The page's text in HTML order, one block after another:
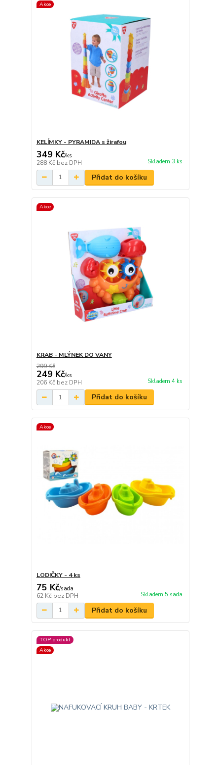
Akce
KELÍMKY - PYRAMIDA s žirafou
349 Kč/ks
288 Kč bez DPH Skladem 3 ks
Přidat do košíku
Akce
KRAB - MLÝNEK DO VANY
299 Kč
249 Kč/ks
206 Kč bez DPH Skladem 4 ks
Přidat do košíku
Akce
LODIČKY - 4 ks
75 Kč/sada
62 Kč bez DPH Skladem 5 sada
Přidat do košíku
TOP produkt
Akce